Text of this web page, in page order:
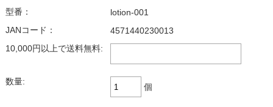
型番：
lotion-001
JANコード：
4571440230013
10,000円以上で送料無料:
数量:
個